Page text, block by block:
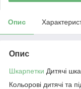
Опис
Опис
Шкарпетки Дитячі
Кольорові дитячі та